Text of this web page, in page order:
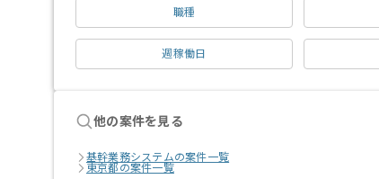
職種
週稼働日
他の案件を見る
基幹業務システムの案件一覧
東京都の案件一覧